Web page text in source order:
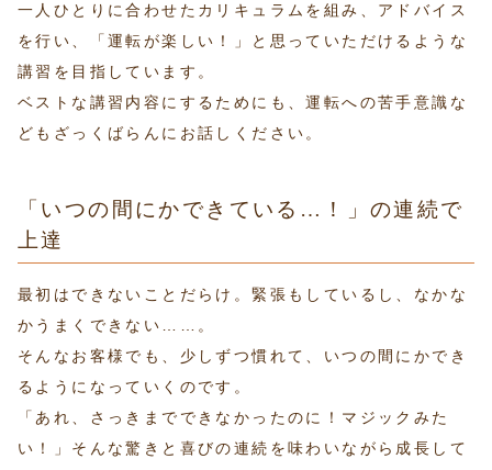
一人ひとりに合わせたカリキュラムを組み、アドバイス
を行い、「運転が楽しい！」と思っていただけるような
講習を目指しています。
ベストな講習内容にするためにも、運転への苦手意識な
どもざっくばらんにお話しください。
「いつの間にかできている…！」の連続で
上達
最初はできないことだらけ。緊張もしているし、なかな
かうまくできない……。
そんなお客様でも、少しずつ慣れて、いつの間にかでき
るようになっていくのです。
「あれ、さっきまでできなかったのに！マジックみた
い！」そんな驚きと喜びの連続を味わいながら成長して